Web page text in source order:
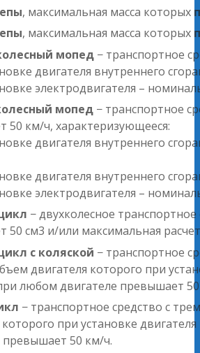
, максимальная масса которых
, максимальная масса которых
мопед − транспортное
двигателя внутреннего
электродвигателя –
мопед − транспортное
50 км/ч, характеризующееся:
двигателя внутреннего
двигателя внутреннего
электродвигателя –
− двухколесное
50 см3 и/или максимальная
с коляской − транспортное
двигателя которого при
любом двигателе превышает
− транспортное средство с
которого при установке
превышает 50 км/ч.